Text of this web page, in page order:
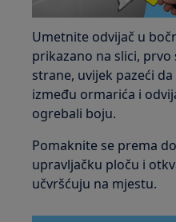
Umetnite odvijač u
prikazano na slici,
strane, uvijek pazeći
između ormarića i
ogrebali boju.
Pomaknite se prema
upravljačku ploču i
učvršćuju na mjestu.